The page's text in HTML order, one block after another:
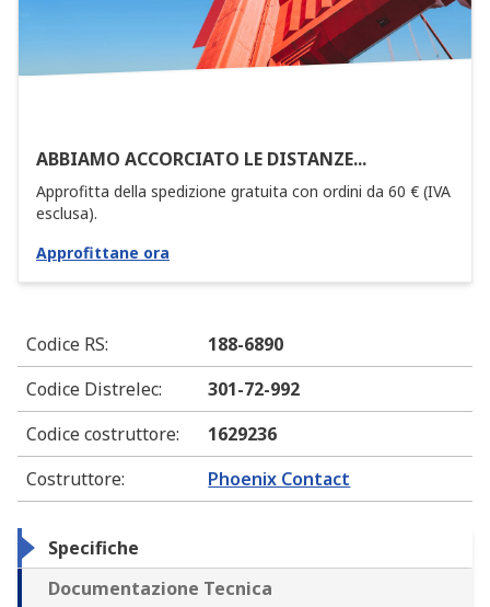
ABBIAMO ACCORCIATO LE DISTANZE...
Approfitta della spedizione gratuita con ordini da 60 € (IVA
esclusa).
Approfittane ora
Codice RS:
188-6890
Codice Distrelec:
301-72-992
Codice costruttore:
1629236
Costruttore: Phoenix Contact
Specifiche
Documentazione Tecnica